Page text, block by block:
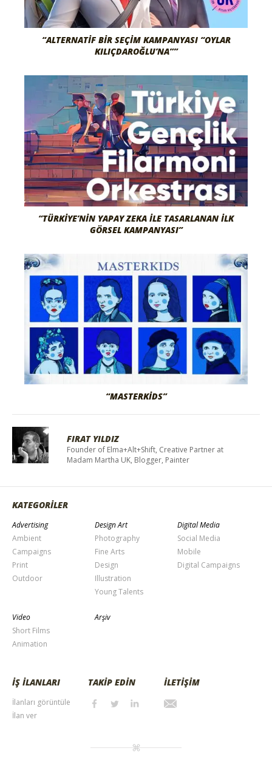
“ALTERNATIF BIR SEÇIM KAMPANYASI “OYLAR
KILIÇDAROĞLU’NA””
“TÜRKIYE’NIN YAPAY ZEKA İLE TASARLANAN İLK
GÖRSEL KAMPANYASI”
“MASTERKIDS”
FIRAT YILDIZ
Founder of Elma+Alt+Shift, Creative Partner at
Madam Martha UK, Blogger, Painter
KATEGORİLER
Advertising
Ambient
Campaigns
Print
Outdoor
Design Art
Photography
Fine Arts
Design
Illustration
Young Talents
Digital Media
Social Media
Mobile
Digital Campaigns
Video
Short Films
Animation
Arşiv
İŞ İLANLARI
İlanları görüntüle
İlan ver
TAKİP EDİN İLETİŞİM